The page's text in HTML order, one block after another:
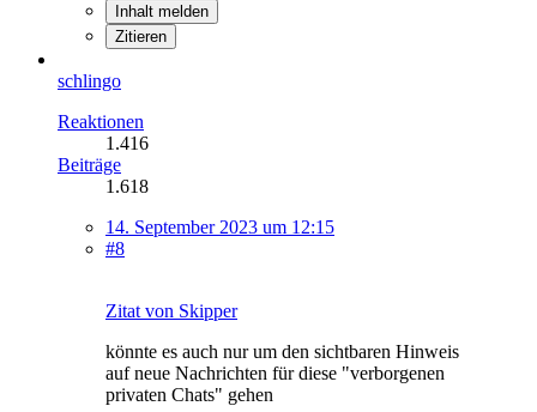
Inhalt melden
Zitieren
schlingo
Reaktionen
1.416
Beiträge
1.618
14. September 2023 um 12:15
#8
Zitat von Skipper
könnte es auch nur um den sichtbaren Hinweis
auf neue Nachrichten für diese "verborgenen
privaten Chats" gehen